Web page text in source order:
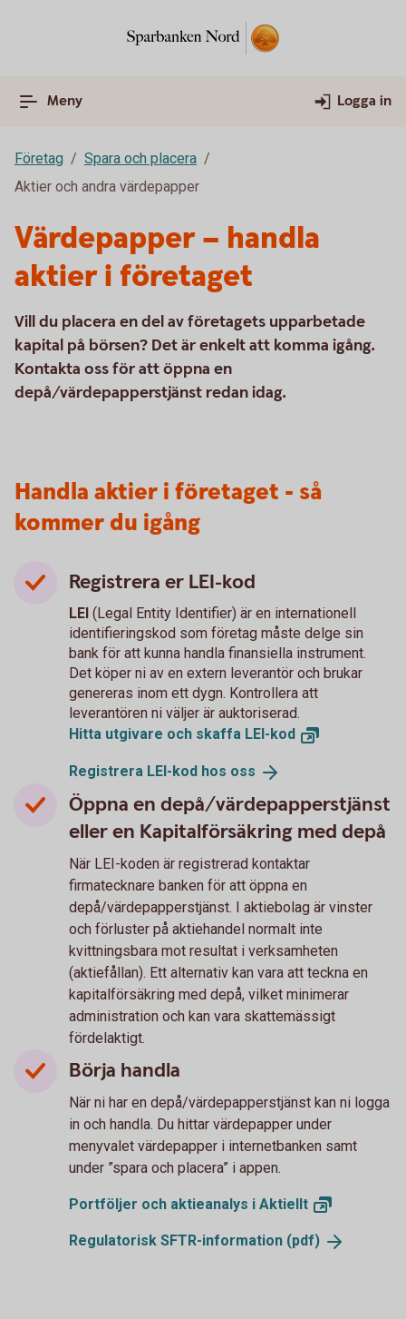
Meny Logga in
Företag
Spara och placera
Aktier och andra värdepapper
Värdepapper – handla
aktier i företaget
Vill du placera en del av företagets upparbetade
kapital på börsen? Det är enkelt att komma igång.
Kontakta oss för att öppna en
depå/värdepapperstjänst redan idag.
Handla aktier i företaget - så
kommer du igång
Registrera er LEI-kod
LEI (Legal Entity Identifier) är en internationell
identifieringskod som företag måste delge sin
bank för att kunna handla finansiella instrument.
Det köper ni av en extern leverantör och brukar
genereras inom ett dygn. Kontrollera att
leverantören ni väljer är auktoriserad.
Hitta utgivare och skaffa LEI-kod
Registrera LEI-kod hos oss
Öppna en depå/värdepapperstjänst
eller en Kapitalförsäkring med depå
När LEI-koden är registrerad kontaktar
firmatecknare banken för att öppna en
depå/värdepapperstjänst. I aktiebolag är vinster
och förluster på aktiehandel normalt inte
kvittningsbara mot resultat i verksamheten
(aktiefållan). Ett alternativ kan vara att teckna en
kapitalförsäkring med depå, vilket minimerar
administration och kan vara skattemässigt
fördelaktigt.
Börja handla
När ni har en depå/värdepapperstjänst kan ni logga
in och handla. Du hittar värdepapper under
menyvalet värdepapper i internetbanken samt
under ”spara och placera” i appen.
Portföljer och aktieanalys i Aktiellt
Regulatorisk SFTR-information (pdf)